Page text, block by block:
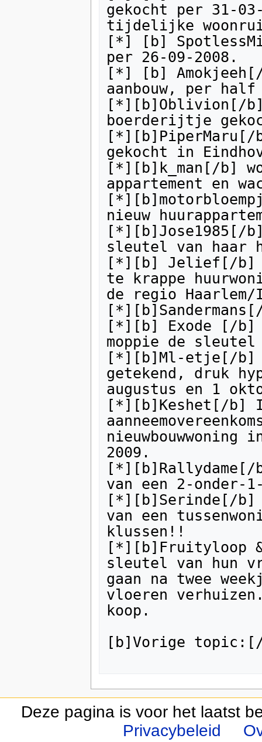
gekocht per 31-
tijdelijke
[*] [b]
per 26-09-2008.
[*] [b]
aanbouw, per
[*][b]Oblivion[/
boerderijtje
gekocht in
[*][b]k_man[/b]
appartement en
nieuw
[*][b]Jose1985[/
sleutel van haar
[*][b] Jelief[/b]
te krappe
de regio Haarlem/
[*][b] Exode [/b]
moppie de
[*][b]Ml-etje[/b]
getekend, druk
augustus en 1
[*][b]Keshet[/b]
2009.
van een 2-onder-
[*][b]Serinde[/
van een
klussen!!
[*][b]Fruityloop
sleutel van hun
gaan na twee
vloeren
koop.
[b]Vorige
Deze pagina is voor het laatst
Privacybeleid